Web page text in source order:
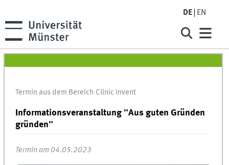
DE EN
Termin aus dem Bereich Clinic Invent
Informationsveranstaltung "Aus guten Gründen
gründen"
Termin am 04.05.2023